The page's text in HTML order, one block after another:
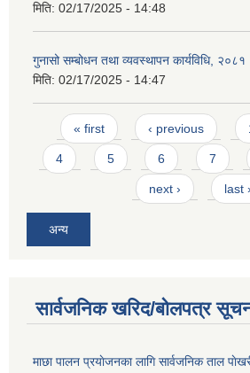
मिति: 02/17/2025 - 14:48
गुनासो सम्बोधन तथा व्यवस्थापन कार्यविधि, २०८१
मिति: 02/17/2025 - 14:47
Pages
« first ‹ previous
4 5 6 7
next › last
अन्य
सार्वजनिक खरिद/बोलपत्र
माछा पालन प्रयाेजनका लागि सार्वजनिक ताल